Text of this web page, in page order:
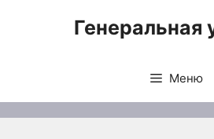
Генеральная
Меню